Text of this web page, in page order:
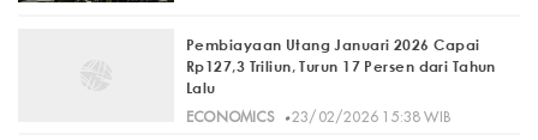
Pembiayaan Utang Januari 2026 Capai
Rp127,3 Triliun, Turun 17 Persen dari Tahun
Lalu
ECONOMICS· 23/02/2026 15:38 WIB